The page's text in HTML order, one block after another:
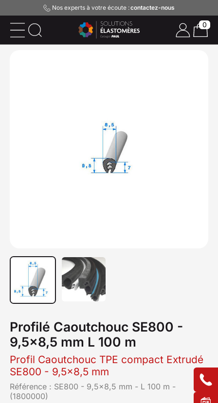
Nos experts à votre écoute :contactez-nous
Profil Caoutchouc TPE compact Extrudé
SE800 - 9,5x8,5 mm
Profilé Caoutchouc SE800 -
9,5x8,5 mm L 100 m
Référence : SE800 - 9,5x8,5 mm - L 100 m -
(1800000)
0